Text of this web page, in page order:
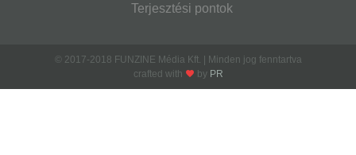
Terjesztési pontok
© 2017-2018 FUNZINE Média Kft. | Minden jog fenntartva
crafted with
by PR